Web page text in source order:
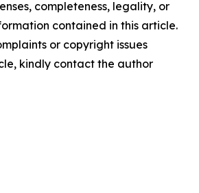
completeness, legality, or
contained in this article.
or copyright issues
kindly contact the author